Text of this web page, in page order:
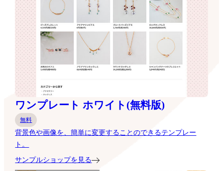
ワンプレート ホワイト(無料版)
無料
背景色や画像を、簡単に変更することのできるテンプレー
ト。
サンプルショップを見る